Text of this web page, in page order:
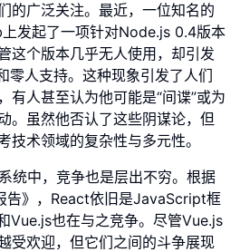
的广泛关注。最近，一位知名的
发起了一项针对Node.js 0.4版本
这个版本几乎无人使用，却引发
零人支持。这种现象引发了人们
有人甚至认为他可能是“间谍”或为
。虽然他否认了这些阴谋论，但
技术领域的复杂性与多元性。
统中，竞争也是层出不穷。根据
告》，React依旧是JavaScript框
Vue.js也在与之竞争。尽管Vue.js
受欢迎，但它们之间的斗争展现